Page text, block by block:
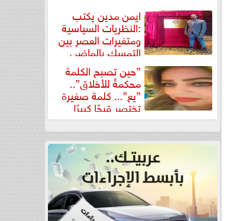
ايمن مدين يكتب
:النظريات السياسية
ومتغيرات العصر بين
التمسك بالماضي
ومواجهة تحديات...”حين تصبح الكلمة
محكمةً للأخلاق”..
”يع”... كلمة صغيرة
تختصر قبحًا كبيرًا